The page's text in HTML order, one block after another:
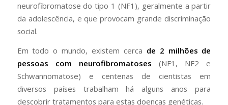
neurofibromatose do tipo 1 (NF1), geralmente a partir
da adolescência, e que provocam grande discriminação
social.
Em todo o mundo, existem cerca de 2 milhões de
pessoas com neurofibromatoses (NF1, NF2 e
Schwannomatose) e centenas de cientistas em
diversos países trabalham há alguns anos para
descobrir tratamentos para estas doenças genéticas.